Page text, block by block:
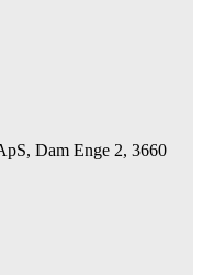
Dam Enge 2, 3660